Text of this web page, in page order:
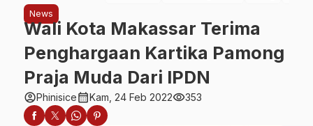
News
Wali Kota Makassar Terima
Penghargaan Kartika Pamong
Praja Muda Dari IPDN
account_circlePhinisicecalendar_monthKam, 24 Feb 2022visibility353